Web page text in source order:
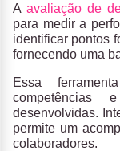
Aavaliação de
para medir a
identificar pontos
fornecendo uma
Essa
competências
desenvolvidas.
permite um
colaboradores.